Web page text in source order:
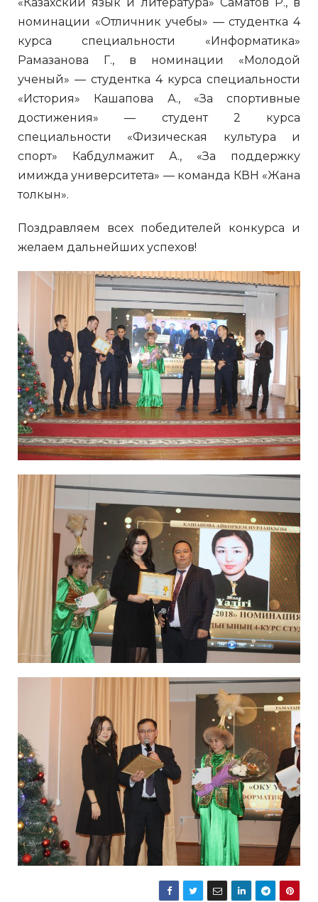
«Казахский язык и литература» Саматов Р., в
номинации «Отличник учебы» — студентка 4
курса специальности «Информатика»
Рамазанова Г., в номинации «Молодой
ученый» — студентка 4 курса специальности
«История» Кашапова А., «За спортивные
достижения» — студент 2 курса
специальности «Физическая культура и
спорт» Кабдулмажит А., «За поддержку
имижда университета» — команда КВН «Жана
толкын».
Поздравляем всех победителей конкурса и
желаем дальнейших успехов!